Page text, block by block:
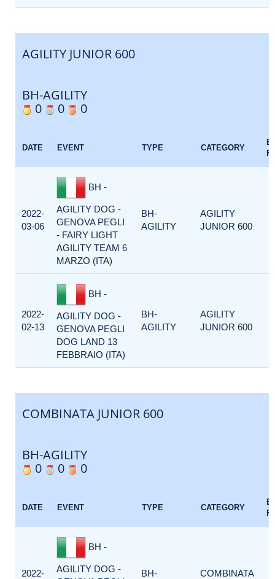
AGILITY JUNIOR 600
BH-AGILITY
0
0 0
DATE EVENT TYPE CATEGORY
2022-
03-06
BH -
AGILITY DOG -
GENOVA PEGLI
- FAIRY LIGHT
AGILITY TEAM 6
MARZO (ITA)
BH-
AGILITY
AGILITY
JUNIOR 600
2022-
02-13
BH -
AGILITY DOG -
GENOVA PEGLI
DOG LAND 13
FEBBRAIO (ITA)
BH-
AGILITY
AGILITY
JUNIOR 600
COMBINATA JUNIOR 600
BH-AGILITY
0
0 0
DATE EVENT TYPE CATEGORY
2022-
BH -
AGILITY DOG -
BH- COMBINATA